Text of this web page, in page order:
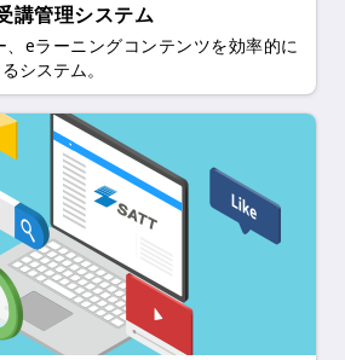
講管理システム
eラーニングコンテンツを効率的に
システム。